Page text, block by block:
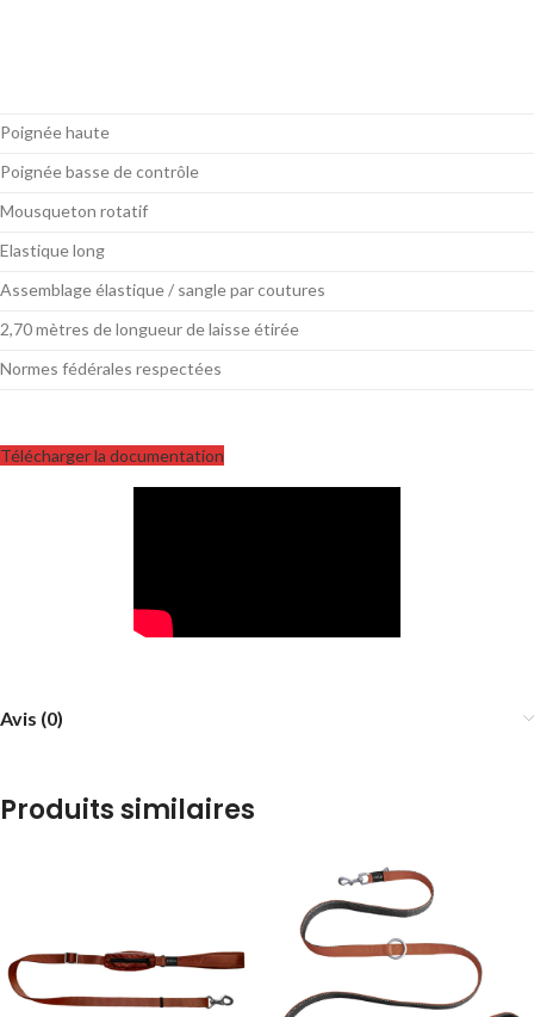
Poignée haute
Poignée basse de contrôle
Mousqueton rotatif
Elastique long
Assemblage élastique / sangle par coutures
2,70 mètres de longueur de laisse étirée
Normes fédérales respectées
Télécharger la documentation
Avis (0)
Produits similaires